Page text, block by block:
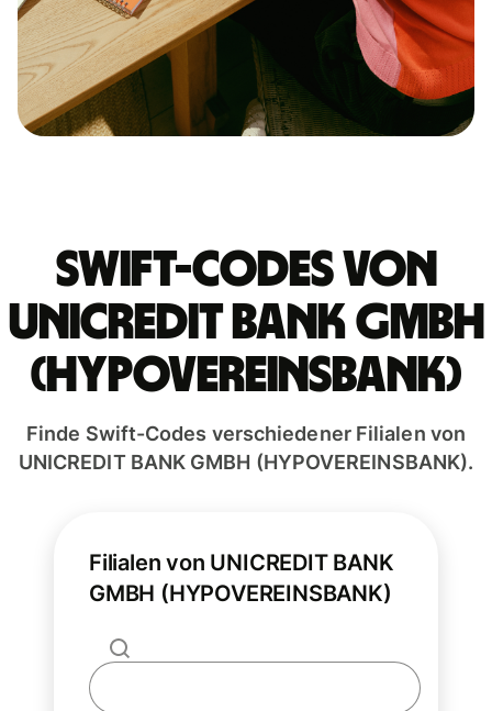
Swift-Codes von
UNICREDIT BANK GMBH
(HYPOVEREINSBANK)
Finde Swift-Codes verschiedener Filialen von
UNICREDIT BANK GMBH (HYPOVEREINSBANK).
Filialen von UNICREDIT BANK
GMBH (HYPOVEREINSBANK)